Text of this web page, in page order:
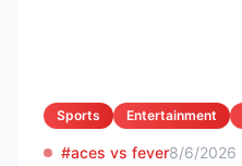
Sports Entertainment
#aces vs fever8/6/2026